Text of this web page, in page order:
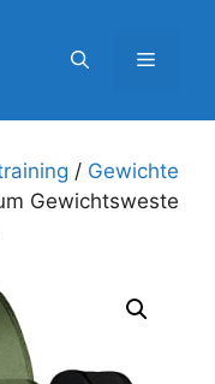
Menü
/ Gewichte
Gewichtsweste